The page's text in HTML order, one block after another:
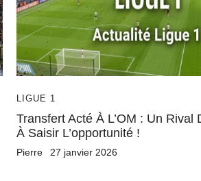
LIGUE 1
Transfert Acté À L’OM : Un Rival
À Saisir L’opportunité !
Pierre 27 janvier 2026